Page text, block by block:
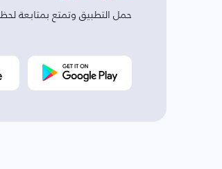
حمل التطبيق وتمتع بمتابعة